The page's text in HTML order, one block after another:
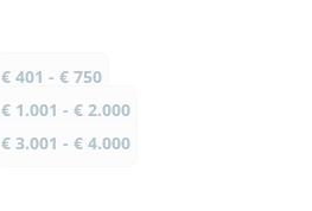
€ 401 - € 750
€ 1.001 - € 2.000
€ 3.001 - € 4.000